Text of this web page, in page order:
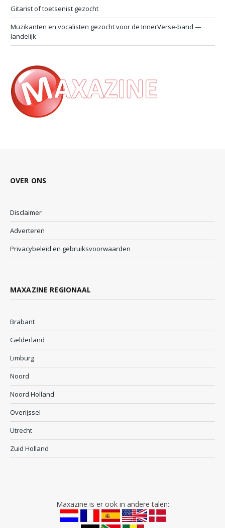
Gitarist of toetsenist gezocht
Muzikanten en vocalisten gezocht voor de InnerVerse-band —
landelijk
OVER ONS
Disclaimer
Adverteren
Privacybeleid en gebruiksvoorwaarden
MAXAZINE REGIONAAL
Brabant
Gelderland
Limburg
Noord
Noord Holland
Overijssel
Utrecht
Zuid Holland
Maxazine is er ook in andere talen: